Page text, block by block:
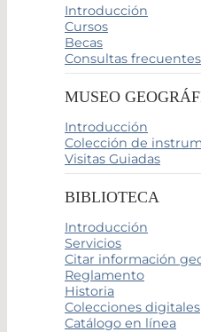
Introducción
Cursos
Becas
Consultas frecuentes
MUSEO
Introducción
Colección de
Visitas Guiadas
BIBLIOTECA
Introducción
Servicios
Citar información
Reglamento
Historia
Colecciones digitales
Catálogo en línea